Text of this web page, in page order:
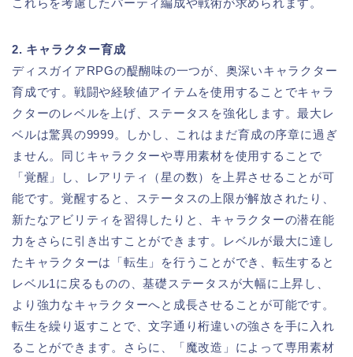
これらを考慮したパーティ編成や戦術が求められます。
2. キャラクター育成
ディスガイアRPGの醍醐味の一つが、奥深いキャラクター
育成です。戦闘や経験値アイテムを使用することでキャラ
クターのレベルを上げ、ステータスを強化します。最大レ
ベルは驚異の9999。しかし、これはまだ育成の序章に過ぎ
ません。同じキャラクターや専用素材を使用することで
「覚醒」し、レアリティ（星の数）を上昇させることが可
能です。覚醒すると、ステータスの上限が解放されたり、
新たなアビリティを習得したりと、キャラクターの潜在能
力をさらに引き出すことができます。レベルが最大に達し
たキャラクターは「転生」を行うことができ、転生すると
レベル1に戻るものの、基礎ステータスが大幅に上昇し、
より強力なキャラクターへと成長させることが可能です。
転生を繰り返すことで、文字通り桁違いの強さを手に入れ
ることができます。さらに、「魔改造」によって専用素材